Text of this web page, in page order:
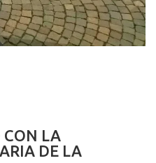
CON LA
DE LA